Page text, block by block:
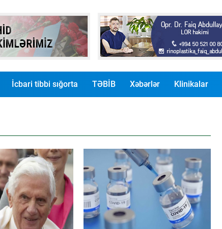
İcbari tibbi sığorta TƏBİB Xəbərlər Klinikalar